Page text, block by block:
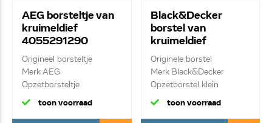
AEG borsteltje van
kruimeldief
4055291290
Origineel borsteltje
Merk AEG
Opzetborsteltje
toon voorraad
Black&Decker
borstel van
kruimeldief
90558204
Originele borstel
Merk Black&Decker
Opzetborstel klein
toon voorraad